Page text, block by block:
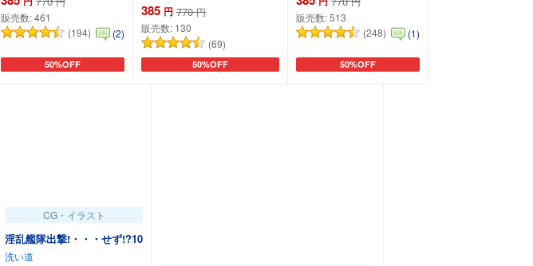
販売数:461
(194)
(2)
50%OFF
カートに追加
385 円 770 円
販売数: 130
(69)
50%OFF
カートに追加
販売数:513
(248)
(1)
50%OFF
カートに追加
CG・イラスト
淫乱艦隊出撃!・・・せず!?10
洗い道